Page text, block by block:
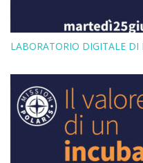
LABORATORIO DIGITALE DI